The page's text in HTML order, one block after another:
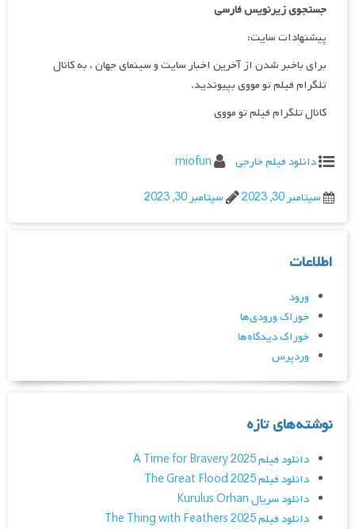
جستجوی زیرنویس فارسی
پیشنهادات سایت:
برای باخبر شدن از آخرین اخبار سایت و سینمای جهان ، به کانال
تلگرام فیلم تو مووی بپیوندید.
کانال تلگرام فیلم تو مووی
دانلود فیلم خارجی
miofun
سپتامبر 30, 2023
سپتامبر 30, 2023
اطلاعات
ورود
خوراک ورودی‌ها
خوراک دیدگاه‌ها
وردپرس
نوشته‌های تازه
دانلود فیلم A Time for Bravery 2025
دانلود فیلم The Great Flood 2025
دانلود سریال Kurulus Orhan
دانلود فیلم The Thing with Feathers 2025